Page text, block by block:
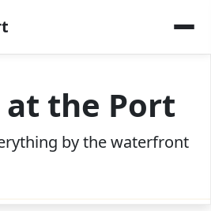
at the Port
by the waterfront